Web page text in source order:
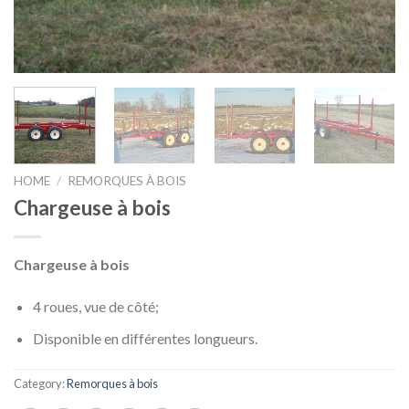
HOME / REMORQUES À BOIS
Chargeuse à bois
Chargeuse à bois
4 roues, vue de côté;
Disponible en différentes longueurs.
Category:Remorques à bois